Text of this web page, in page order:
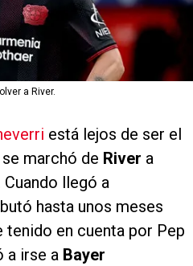
a River.
está lejos de ser el
marchó de River a
llegó a
hasta unos meses
tenido en cuenta por Pep
a irse a Bayer